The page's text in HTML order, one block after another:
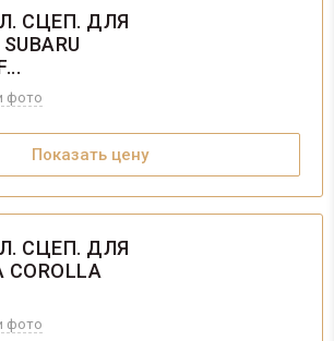
СЦЕП. ДЛЯ
фото
Показать цену
СЦЕП. ДЛЯ
фото